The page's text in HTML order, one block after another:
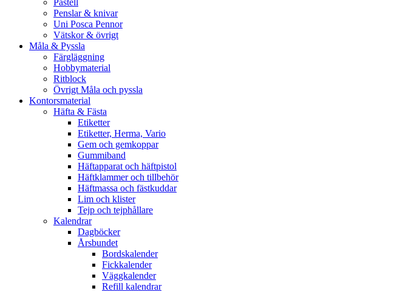
Pastell
Penslar & knivar
Uni Posca Pennor
Vätskor & övrigt
Måla & Pyssla
Färgläggning
Hobbymaterial
Ritblock
Övrigt Måla och pyssla
Kontorsmaterial
Häfta & Fästa
Etiketter
Etiketter, Herma, Vario
Gem och gemkoppar
Gummiband
Häftapparat och häftpistol
Häftklammer och tillbehör
Häftmassa och fästkuddar
Lim och klister
Tejp och tejphållare
Kalendrar
Dagböcker
Årsbundet
Bordskalender
Fickkalender
Väggkalender
Refill kalendrar